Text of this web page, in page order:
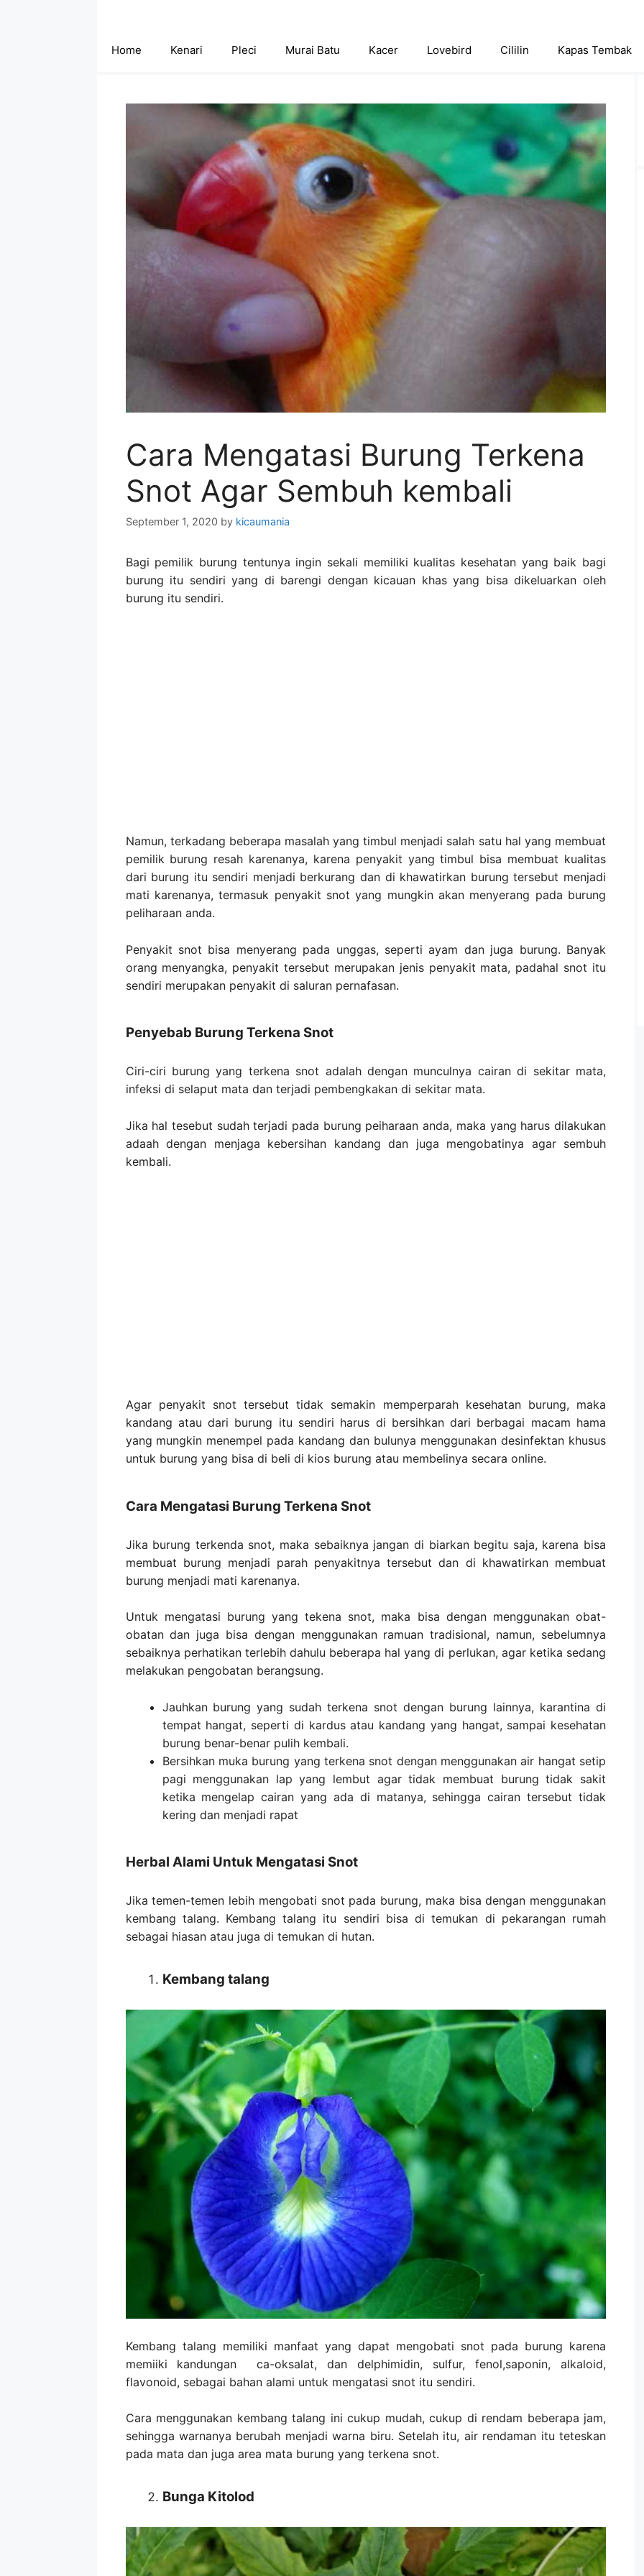
Home Kenari Pleci Murai Batu Kacer Lovebird Cililin Kapas Tembak
Cara Mengatasi Burung Terkena
Snot Agar Sembuh kembali
September 1, 2020 by kicaumania
Bagi pemilik burung tentunya ingin sekali memiliki kualitas kesehatan yang baik bagi
burung itu sendiri yang di barengi dengan kicauan khas yang bisa dikeluarkan oleh
burung itu sendiri.
Namun, terkadang beberapa masalah yang timbul menjadi salah satu hal yang membuat
pemilik burung resah karenanya, karena penyakit yang timbul bisa membuat kualitas
dari burung itu sendiri menjadi berkurang dan di khawatirkan burung tersebut menjadi
mati karenanya, termasuk penyakit snot yang mungkin akan menyerang pada burung
peliharaan anda.
Penyakit snot bisa menyerang pada unggas, seperti ayam dan juga burung. Banyak
orang menyangka, penyakit tersebut merupakan jenis penyakit mata, padahal snot itu
sendiri merupakan penyakit di saluran pernafasan.
Penyebab Burung Terkena Snot
Ciri-ciri burung yang terkena snot adalah dengan munculnya cairan di sekitar mata,
infeksi di selaput mata dan terjadi pembengkakan di sekitar mata.
Jika hal tesebut sudah terjadi pada burung peiharaan anda, maka yang harus dilakukan
adaah dengan menjaga kebersihan kandang dan juga mengobatinya agar sembuh
kembali.
Agar penyakit snot tersebut tidak semakin memperparah kesehatan burung, maka
kandang atau dari burung itu sendiri harus di bersihkan dari berbagai macam hama
yang mungkin menempel pada kandang dan bulunya menggunakan desinfektan khusus
untuk burung yang bisa di beli di kios burung atau membelinya secara online.
Cara Mengatasi Burung Terkena Snot
Jika burung terkenda snot, maka sebaiknya jangan di biarkan begitu saja, karena bisa
membuat burung menjadi parah penyakitnya tersebut dan di khawatirkan membuat
burung menjadi mati karenanya.
Untuk mengatasi burung yang tekena snot, maka bisa dengan menggunakan obat-
obatan dan juga bisa dengan menggunakan ramuan tradisional, namun, sebelumnya
sebaiknya perhatikan terlebih dahulu beberapa hal yang di perlukan, agar ketika sedang
melakukan pengobatan berangsung.
Jauhkan burung yang sudah terkena snot dengan burung lainnya, karantina di
tempat hangat, seperti di kardus atau kandang yang hangat, sampai kesehatan
burung benar-benar pulih kembali.
Bersihkan muka burung yang terkena snot dengan menggunakan air hangat setip
pagi menggunakan lap yang lembut agar tidak membuat burung tidak sakit
ketika mengelap cairan yang ada di matanya, sehingga cairan tersebut tidak
kering dan menjadi rapat
Herbal Alami Untuk Mengatasi Snot
Jika temen-temen lebih mengobati snot pada burung, maka bisa dengan menggunakan
kembang talang. Kembang talang itu sendiri bisa di temukan di pekarangan rumah
sebagai hiasan atau juga di temukan di hutan.
Kembang talang
Kembang talang memiliki manfaat yang dapat mengobati snot pada burung karena
memiiki kandungan ca-oksalat, dan delphimidin, sulfur, fenol,saponin, alkaloid,
flavonoid, sebagai bahan alami untuk mengatasi snot itu sendiri.
Cara menggunakan kembang talang ini cukup mudah, cukup di rendam beberapa jam,
sehingga warnanya berubah menjadi warna biru. Setelah itu, air rendaman itu teteskan
pada mata dan juga area mata burung yang terkena snot.
Bunga Kitolod